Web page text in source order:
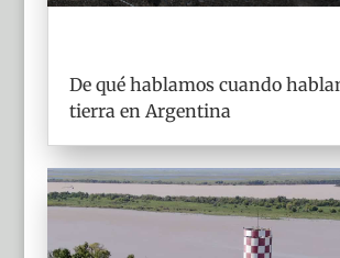
De qué hablamos cuando
tierra en Argentina